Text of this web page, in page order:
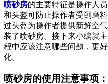
喷砂房的主要特征是操作人
和头盔可防止操作者受到磨
过头盔为操作者提供新鲜空
装了喷砂房。接下来小编就
程中应该注意哪些问题，更
化。
喷砂房的使用注意事项：